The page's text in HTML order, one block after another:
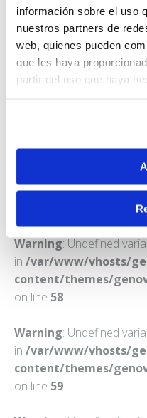
información sobre el uso
nuestros partners de
web, quienes pueden
que les haya
partir del uso que haya
FARMACIA AVILA
AV. DE LEVANTE, 236
Warning: Undefined
in /var/www/vhosts/
content/themes/
on line 58
Warning: Undefined
in /var/www/vhosts/
content/themes/
on line 59